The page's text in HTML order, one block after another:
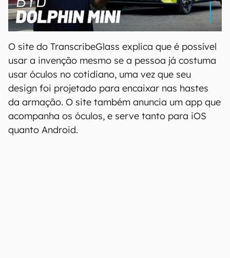
00:00/04:07
O site do TranscribeGlass explica que é possível
usar a invenção mesmo se a pessoa já costuma
usar óculos no cotidiano, uma vez que seu
design foi projetado para encaixar nas hastes
da armação. O site também anuncia um app que
acompanha os óculos, e serve tanto para iOS
quanto Android.